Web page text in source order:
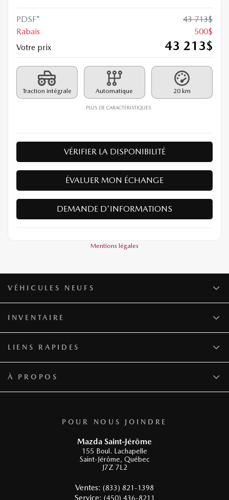
PDSF* 43 713$
Rabais
500$
Votre prix
43 213$
Traction intégrale Automatique 20 km
PLUS DE CARACTÉRISTIQUES
VÉRIFIER LA DISPONIBILITÉ
ÉVALUER MON ÉCHANGE
DEMANDE D'INFORMATIONS
Mentions légales
POUR NOUS JOINDRE
Mazda Saint-Jérôme
155 Boul. Lachapelle
Saint-Jérôme, Québec
J7Z 7L2
Ventes: (833) 821-1398
Service: (450) 436-8211
VÉHICULES NEUFS
INVENTAIRE
LIENS RAPIDES
À PROPOS